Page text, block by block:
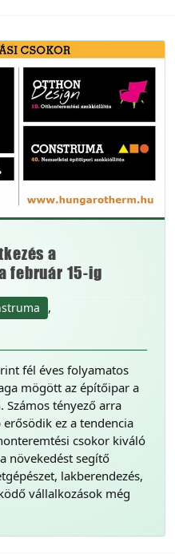
a
február 15-ig
,
fél éves folyamatos
mögött az építőipar a
Számos tényező arra
ez a tendencia
csokor kiváló
növekedést segítő
lakberendezés,
vállalkozások még